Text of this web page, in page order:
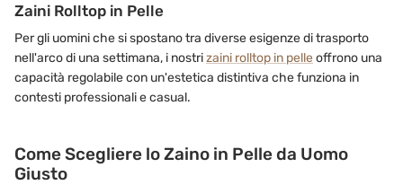
Zaini Rolltop in Pelle
Per gli uomini che si spostano tra diverse esigenze di trasporto
nell'arco di una settimana, i nostrizaini rolltop in pelle offrono una
capacità regolabile con un'estetica distintiva che funziona in
contesti professionali e casual.
Come Scegliere lo Zaino in Pelle da Uomo
Giusto